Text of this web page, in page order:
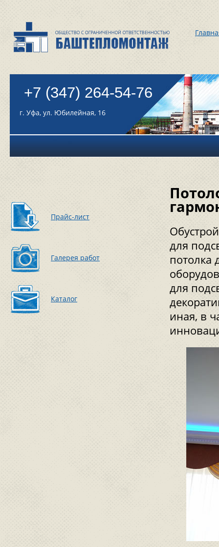
+7 (347) 264-54-76
г. Уфа, ул. Юбилейная, 16
Прайс-лист
Галерея работ
Каталог
для
потолка
для
иная, в